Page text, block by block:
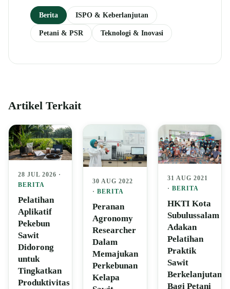
Berita ISPO & Keberlanjutan
Petani & PSR Teknologi & Inovasi
Artikel Terkait
28 JUL 2026 ·
BERITA
Pelatihan
Aplikatif
Pekebun
Sawit
Didorong
untuk
Tingkatkan
Produktivitas
30 AUG 2022
·BERITA
Peranan
Agronomy
Researcher
Dalam
Memajukan
Perkebunan
Kelapa
31 AUG 2021
· BERITA
HKTI Kota
Subulussalam
Adakan
Pelatihan
Praktik
Sawit
Berkelanjutan
Bagi Petani